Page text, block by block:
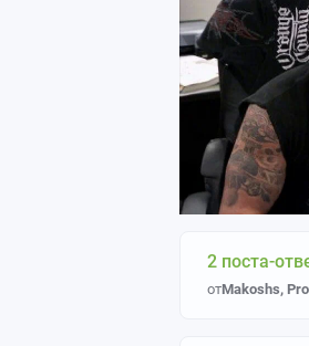
2 поста-
отMakoshs,